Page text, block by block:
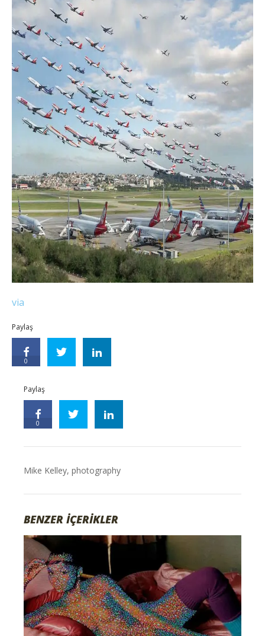
via
Paylaş
0
Paylaş
0
Mike Kelley,photography
BENZER İÇERİKLER